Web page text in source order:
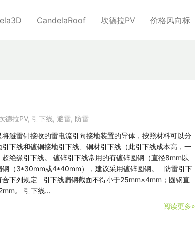
CandelaRoof 坎德拉PV 价格风向标
德拉PV, 引下线, 避雷, 防雷
将避雷针接收的雷电流引向接地装置的导体，按照材料可以分
引下线和镀铜接地引下线、铜材引下线（此引下线成本高，一
超绝缘引下线。 镀锌引下线常用的有镀锌圆钢（直径8mm以
钢（3*30mm或4*40mm），建议采用镀锌圆钢。 防雷引下
合下列规定 引下线扁钢截面不得小于25mm×4mm；圆钢直
。 引下线…
阅读更多»